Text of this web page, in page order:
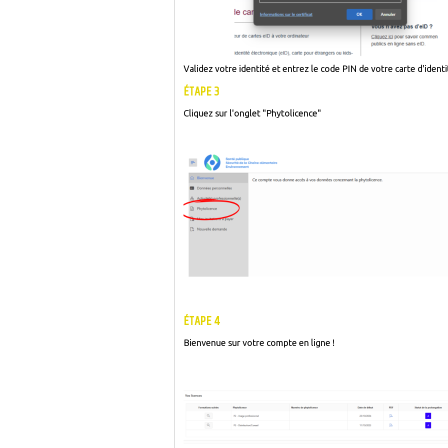
Validez votre identité et entrez le code PIN de votre carte
ÉTAPE 3
Cliquez sur l'onglet "Phytolicence"
ÉTAPE 4
Bienvenue sur votre compte en ligne !